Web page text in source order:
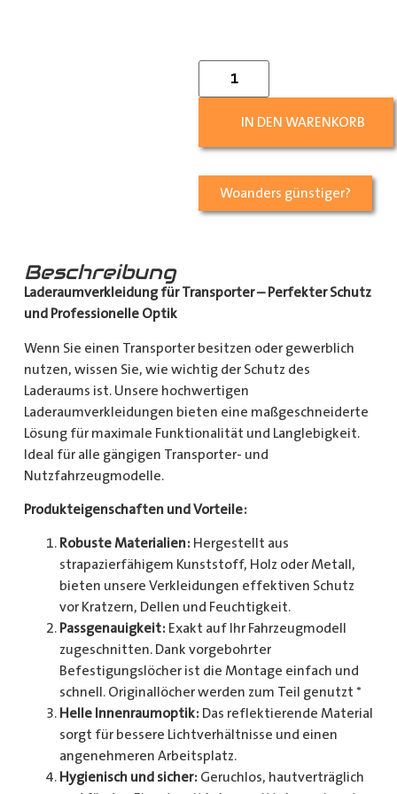
IN DEN WARENKORB
Woanders günstiger?
Beschreibung
Laderaumverkleidung für Transporter – Perfekter Schutz
und Professionelle Optik
Wenn Sie einen Transporter besitzen oder gewerblich
nutzen, wissen Sie, wie wichtig der Schutz des
Laderaums ist. Unsere hochwertigen
Laderaumverkleidungen bieten eine maßgeschneiderte
Lösung für maximale Funktionalität und Langlebigkeit.
Ideal für alle gängigen Transporter- und
Nutzfahrzeugmodelle.
Produkteigenschaften und Vorteile:
Robuste Materialien: Hergestellt aus
strapazierfähigem Kunststoff, Holz oder Metall,
bieten unsere Verkleidungen effektiven Schutz
vor Kratzern, Dellen und Feuchtigkeit.
Passgenauigkeit: Exakt auf Ihr Fahrzeugmodell
zugeschnitten. Dank vorgebohrter
Befestigungslöcher ist die Montage einfach und
schnell. Originallöcher werden zum Teil genutzt *
Helle Innenraumoptik: Das reflektierende Material
sorgt für bessere Lichtverhältnisse und einen
angenehmeren Arbeitsplatz.
Hygienisch und sicher: Geruchlos, hautverträglich